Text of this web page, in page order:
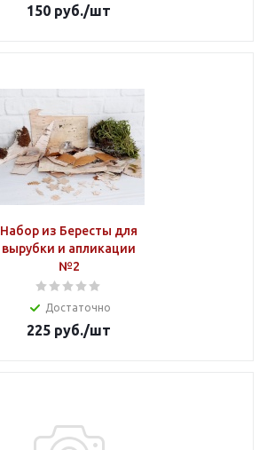
150 руб./шт
Набор из Бересты для
вырубки и апликации
№2
Достаточно
225 руб./шт